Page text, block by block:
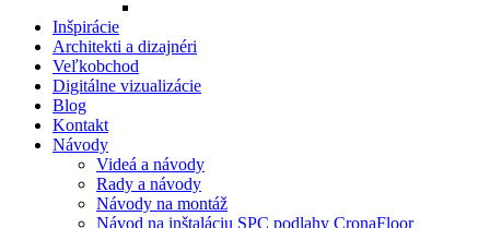
Inšpirácie
Architekti a dizajnéri
Veľkobchod
Digitálne vizualizácie
Blog
Kontakt
Návody
Videá a návody
Rady a návody
Návody na montáž
Návod na inštaláciu SPC podlahy CronaFloor